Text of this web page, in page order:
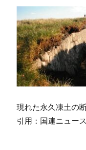
現れた永久凍土の
引用：国連ニュース